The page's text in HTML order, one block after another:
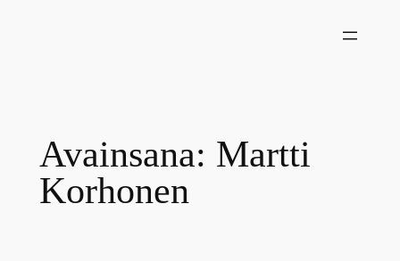
Avainsana: Martti
Korhonen